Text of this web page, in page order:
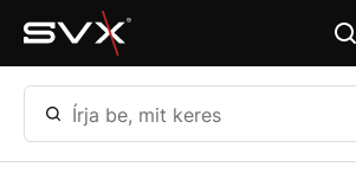
Ugrás az oldal fő részéhez
Írja be, mit keres